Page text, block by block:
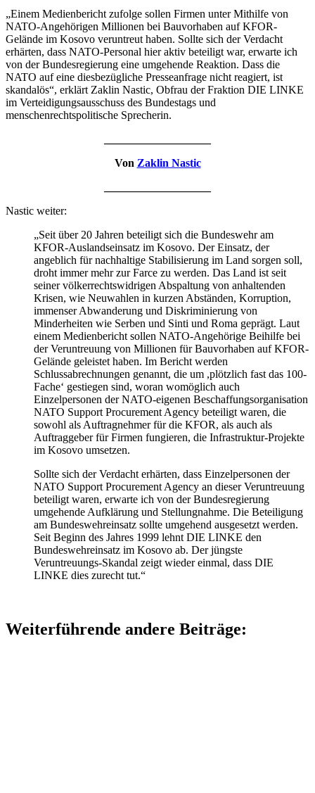
„Einem Medienbericht zufolge sollen Firmen unter Mithilfe von
NATO-Angehörigen Millionen bei Bauvorhaben auf KFOR-
Gelände im Kosovo veruntreut haben. Sollte sich der Verdacht
erhärten, dass NATO-Personal hier aktiv beteiligt war, erwarte ich
von der Bundesregierung eine umgehende Reaktion. Dass die
NATO auf eine diesbezügliche Presseanfrage nicht reagiert, ist
skandalös“, erklärt Zaklin Nastic, Obfrau der Fraktion DIE LINKE
im Verteidigungsausschuss des Bundestags und
menschenrechtspolitische Sprecherin.
Von Zaklin Nastic
Nastic weiter:
„Seit über 20 Jahren beteiligt sich die Bundeswehr am
KFOR-Auslandseinsatz im Kosovo. Der Einsatz, der
angeblich für nachhaltige Stabilisierung im Land sorgen soll,
droht immer mehr zur Farce zu werden. Das Land ist seit
seiner völkerrechtswidrigen Abspaltung von anhaltenden
Krisen, wie Neuwahlen in kurzen Abständen, Korruption,
immenser Abwanderung und Diskriminierung von
Minderheiten wie Serben und Sinti und Roma geprägt. Laut
einem Medienbericht sollen NATO-Angehörige Beihilfe bei
der Veruntreuung von Millionen für Bauvorhaben auf KFOR-
Gelände geleistet haben. Im Bericht werden
Schlussabrechnungen genannt, die um ,plötzlich fast das 100-
Fache‘ gestiegen sind, woran womöglich auch
Einzelpersonen der NATO-eigenen Beschaffungsorganisation
NATO Support Procurement Agency beteiligt waren, die
sowohl als Auftragnehmer für die KFOR, als auch als
Auftraggeber für Firmen fungieren, die Infrastruktur-Projekte
im Kosovo umsetzen.
Sollte sich der Verdacht erhärten, dass Einzelpersonen der
NATO Support Procurement Agency an dieser Veruntreuung
beteiligt waren, erwarte ich von der Bundesregierung
umgehende Aufklärung und Stellungnahme. Die Beteiligung
am Bundeswehreinsatz sollte umgehend ausgesetzt werden.
Seit Beginn des Jahres 1999 lehnt DIE LINKE den
Bundeswehreinsatz im Kosovo ab. Der jüngste
Veruntreuungs-Skandal zeigt wieder einmal, dass DIE
LINKE dies zurecht tut.“
Weiterführende andere Beiträge: